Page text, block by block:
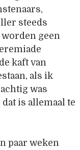
steeds
geen
kaft van
als ik
was
is allemaal te
paar weken